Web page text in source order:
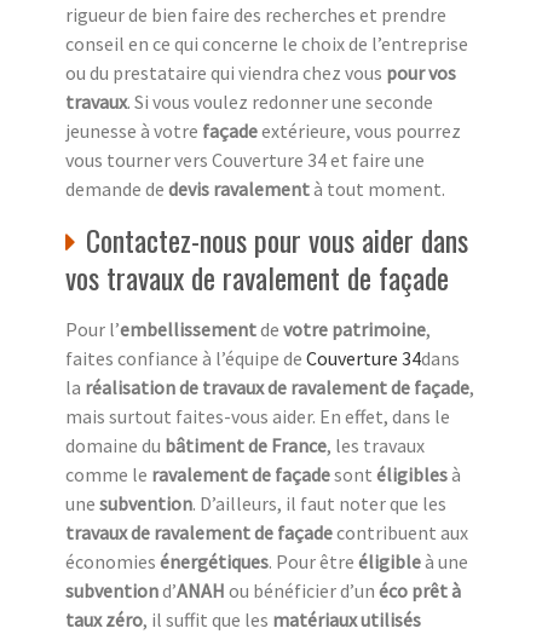
rigueur de bien faire des recherches et prendre
conseil en ce qui concerne le choix de l’entreprise
ou du prestataire qui viendra chez vous pour vos
travaux. Si vous voulez redonner une seconde
jeunesse à votre façadeextérieure, vous pourrez
vous tourner vers Couverture 34 et faire une
demande de devis ravalementà tout moment.
Contactez-nous pour vous aider dans
vos travaux de ravalement de façade
Pour l’embellissementde votre patrimoine,
faites confiance à l’équipe de Couverture 34dans
la réalisation de travaux de ravalement de façade,
mais surtout faites-vous aider. En effet, dans le
domaine du bâtiment de France, les travaux
comme le ravalement de façadesont éligiblesà
une subvention. D’ailleurs, il faut noter que les
travaux de ravalement de façadecontribuent aux
économies énergétiques. Pour être éligibleà une
subventiond’ANAH ou bénéficier d’un éco prêt à
taux zéro, il suffit que les matériaux utilisés